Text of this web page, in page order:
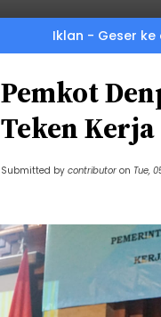
Iklan - Geser
Pemkot
Teken Kerja
Submitted by contributor on Tue,